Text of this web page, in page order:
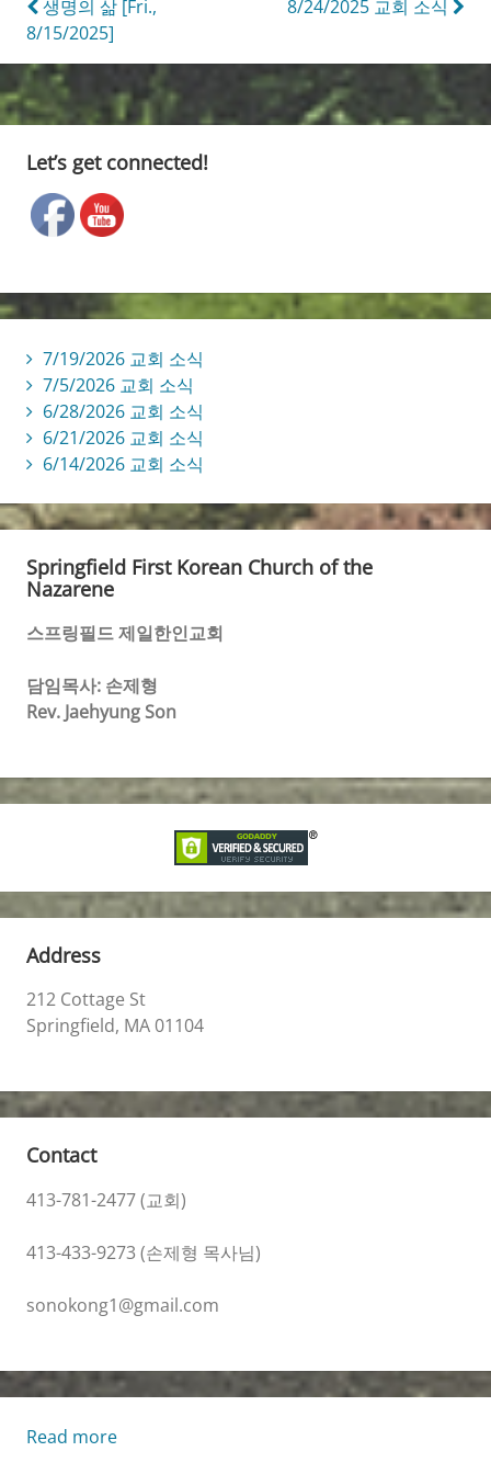
Post
navigation
생명의 삶 [Fri.,
8/15/2025]
8/24/2025 교회 소식
Let’s get connected!
7/19/2026 교회 소식
7/5/2026 교회 소식
6/28/2026 교회 소식
6/21/2026 교회 소식
6/14/2026 교회 소식
Springfield First Korean Church of the
Nazarene
스프링필드 제일한인교회
담임목사: 손제형
Rev. Jaehyung Son
Address
212 Cottage St
Springfield, MA 01104
Contact
413-781-2477 (교회)
413-433-9273 (손제형 목사님)
sonokong1@gmail.com
Read more: